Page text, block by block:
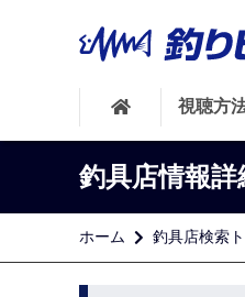
視聴方
釣具店情報詳
ホーム 釣具店検索